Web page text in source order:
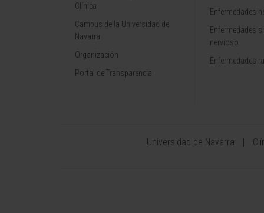
Clínica
Campus de la Universidad de
Navarra
Organización
Portal de Transparencia
Enfermedades
Enfermedades
nervioso
Enfermedades
Universidad de Navarra